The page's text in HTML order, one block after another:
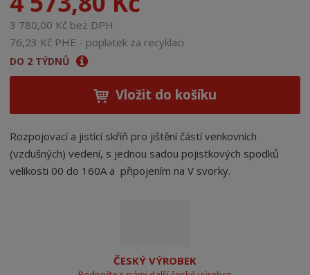
3 780,00 Kč bez DPH
76,23 Kč PHE - poplatek za recyklaci
DO 2 TÝDNŮ
Vložit do košíku
Rozpojovací a jistící skříň pro jištění částí venkovních
(vzdušných) vedení, s jednou sadou pojistkových spodků
velikosti 00 do 160A a připojením na V svorky.
ČESKÝ VÝROBEK